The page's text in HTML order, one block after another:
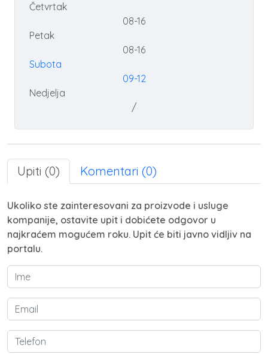
Četvrtak
08-16
Petak
08-16
Subota
09-12
Nedjelja
/
Upiti (0) Komentari (0)
Ukoliko ste zainteresovani za proizvode i usluge
kompanije, ostavite upit i dobićete odgovor u
najkraćem mogućem roku. Upit će biti javno vidljiv na
portalu.